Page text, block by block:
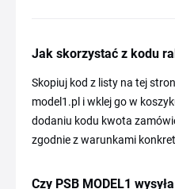
Jak skorzystać z kodu
Skopiuj kod z listy na tej
model1.pl i wklej go w
dodaniu kodu kwota
zgodnie z warunkami
Czy PSB MODEL1